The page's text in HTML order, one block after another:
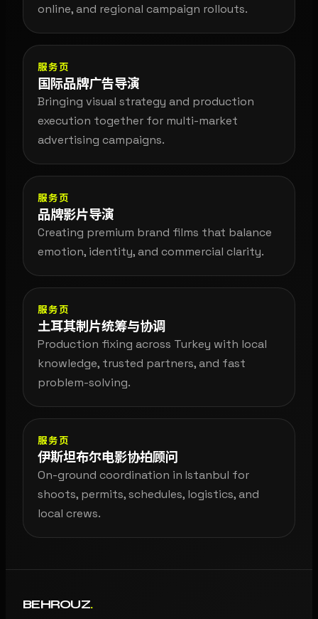
online, and regional campaign rollouts.
服务页
国际品牌广告导演
Bringing visual strategy and production
execution together for multi-market
advertising campaigns.
服务页
品牌影片导演
Creating premium brand films that balance
emotion, identity, and commercial clarity.
服务页
土耳其制片统筹与协调
Production fixing across Turkey with local
knowledge, trusted partners, and fast
problem-solving.
服务页
伊斯坦布尔电影协拍顾问
On-ground coordination in Istanbul for
shoots, permits, schedules, logistics, and
local crews.
BEHROUZ.